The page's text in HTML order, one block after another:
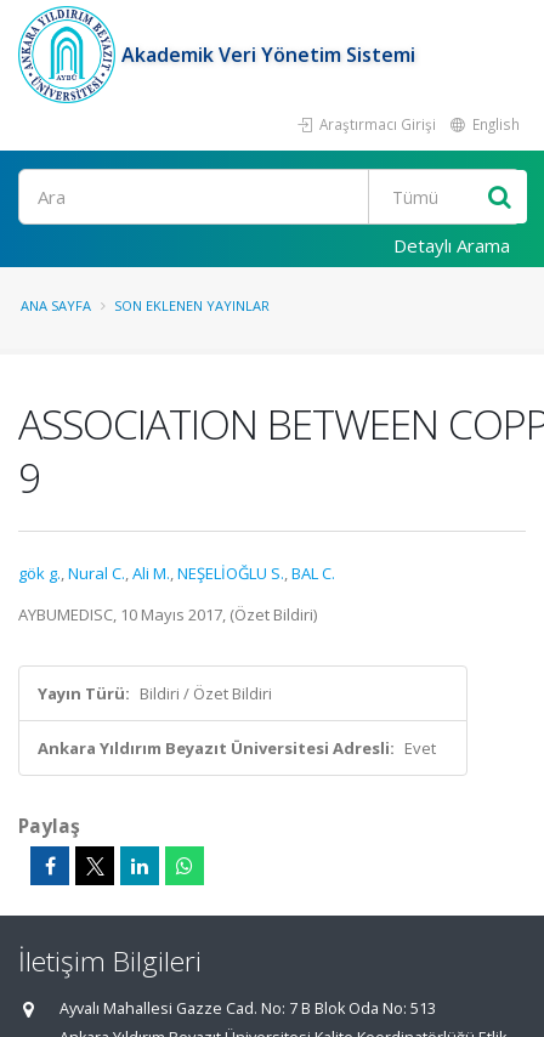
Akademik Veri Yönetim Sistemi
Araştırmacı Girişi English
Ara
Detaylı Arama
ANA SAYFA SON EKLENEN YAYINLAR
ASSOCIATION BETWEEN
9
gök g.,Nural C.,Ali M.,NEŞELİOĞLU S.,BAL C.
AYBUMEDISC, 10 Mayıs 2017, (Özet Bildiri)
Yayın Türü: Bildiri / Özet Bildiri
Ankara Yıldırım Beyazıt Üniversitesi Adresli: Evet
Paylaş
İletişim Bilgileri
Ayvalı Mahallesi Gazze Cad. No: 7 B Blok Oda No: 513